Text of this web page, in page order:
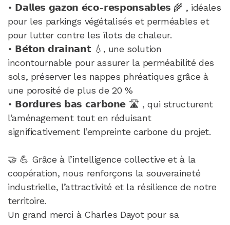
• 𝗗𝗮𝗹𝗹𝗲𝘀 𝗴𝗮𝘇𝗼𝗻 𝗲́𝗰𝗼-𝗿𝗲𝘀𝗽𝗼𝗻𝘀𝗮𝗯𝗹𝗲𝘀 🌾 , idéales
pour les parkings végétalisés et perméables et
pour lutter contre les îlots de chaleur.
• 𝗕𝗲́𝘁𝗼𝗻 𝗱𝗿𝗮𝗶𝗻𝗮𝗻𝘁 💧, une solution
incontournable pour assurer la perméabilité des
sols, préserver les nappes phréatiques grâce à
une porosité de plus de 20 %
• 𝗕𝗼𝗿𝗱𝘂𝗿𝗲𝘀 𝗯𝗮𝘀 𝗰𝗮𝗿𝗯𝗼𝗻𝗲 🛣️ , qui structurent
l’aménagement tout en réduisant
significativement l’empreinte carbone du projet.
🤝 💪 Grâce à l’intelligence collective et à la
coopération, nous renforçons la souveraineté
industrielle, l’attractivité et la résilience de notre
territoire.
Un grand merci à Charles Dayot pour sa